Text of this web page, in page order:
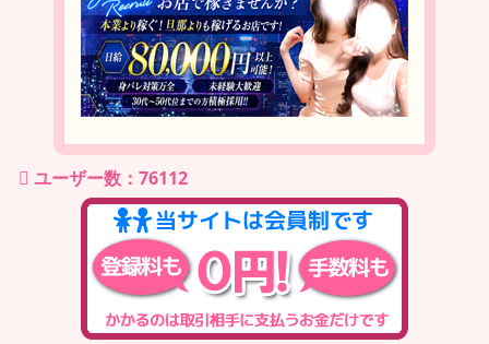
ユーザー数：76112